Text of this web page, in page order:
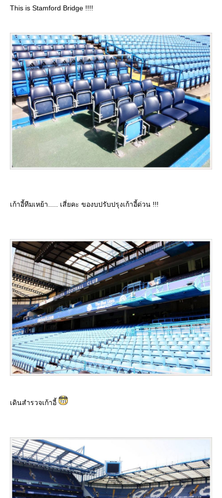
This is Stamford Bridge !!!!
เก้าอี้ทีมเหย้า..... เสี่ยคะ ของบปรับปรุงเก้าอี้ด่วน !!!
เดินสำรวจเก้าอี้